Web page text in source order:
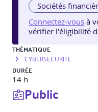
Sociétés
Connectez-vous à
vérifier l'éligibilité
THÉMATIQUE
CYBERSECURITE
DURÉE
14 h
Public